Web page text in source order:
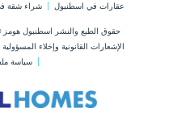
عقارات في اسطنبول
شراء شقة
حقوق الطبع والنشر اسطنبول هومز © 2014-2026. جميع الحقوق
الإشعارات القانونية وإخلاء المسؤولية
سياسة